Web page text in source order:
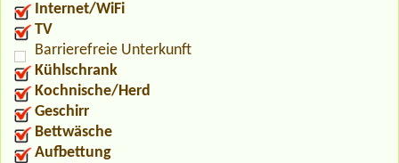
Internet/WiFi
TV
Barrierefreie Unterkunft
Kühlschrank
Kochnische/Herd
Geschirr
Bettwäsche
Aufbettung